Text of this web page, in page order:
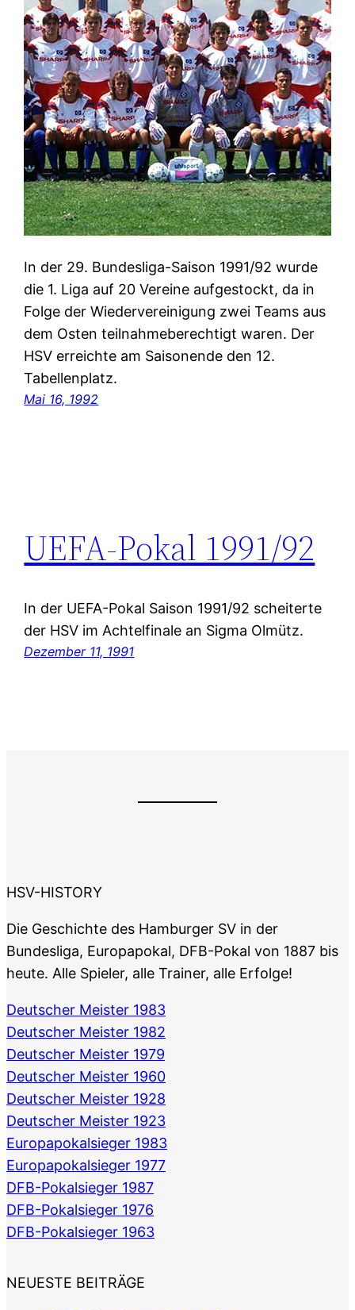
In der 29. Bundesliga-Saison 1991/92 wurde
die 1. Liga auf 20 Vereine aufgestockt, da in
Folge der Wiedervereinigung zwei Teams aus
dem Osten teilnahmeberechtigt waren. Der
HSV erreichte am Saisonende den 12.
Tabellenplatz.
Mai 16, 1992
UEFA-Pokal 1991/92
In der UEFA-Pokal Saison 1991/92 scheiterte
der HSV im Achtelfinale an Sigma Olmütz.
Dezember 11, 1991
HSV-HISTORY
Die Geschichte des Hamburger SV in der
Bundesliga, Europapokal, DFB-Pokal von 1887 bis
heute. Alle Spieler, alle Trainer, alle Erfolge!
Deutscher Meister 1983
Deutscher Meister 1982
Deutscher Meister 1979
Deutscher Meister 1960
Deutscher Meister 1928
Deutscher Meister 1923
Europapokalsieger 1983
Europapokalsieger 1977
DFB-Pokalsieger 1987
DFB-Pokalsieger 1976
DFB-Pokalsieger 1963
NEUESTE BEITRÄGE